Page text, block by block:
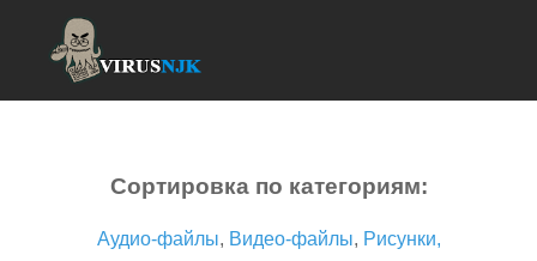
Сортировка по категориям:
Аудио-файлы, Видео-файлы, Рисунки,